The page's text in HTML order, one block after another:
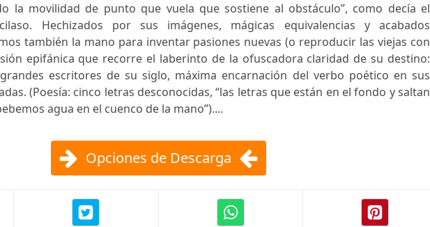
la movilidad de punto que vuela que sostiene al obstáculo”, como decía el
Hechizados por sus imágenes, mágicas equivalencias y acabados
también la mano para inventar pasiones nuevas (o reproducir las viejas con
epifánica que recorre el laberinto de la ofuscadora claridad de su destino:
escritores de su siglo, máxima encarnación del verbo poético en sus
(Poesía: cinco letras desconocidas, “las letras que están en el fondo y saltan
agua en el cuenco de la mano”)....
Opciones de Descarga